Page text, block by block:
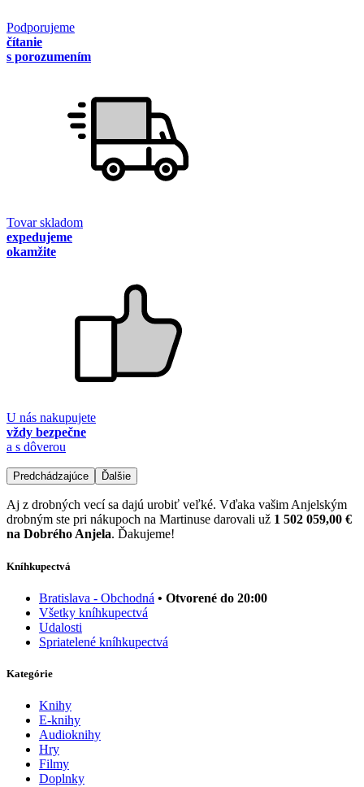
Podporujeme
čítanie
s porozumením
Tovar skladom
expedujeme
okamžite
U nás nakupujete
vždy bezpečne
a s dôverou
Predchádzajúce Ďalšie
Aj z drobných vecí sa dajú urobiť veľké. Vďaka vašim Anjelským
drobným ste pri nákupoch na Martinuse darovali už 1 502 059,00 €
na Dobrého Anjela. Ďakujeme!
Kníhkupectvá
Bratislava - Obchodná • Otvorené do 20:00
Všetky kníhkupectvá
Udalosti
Spriatelené kníhkupectvá
Kategórie
Knihy
E-knihy
Audioknihy
Hry
Filmy
Doplnky